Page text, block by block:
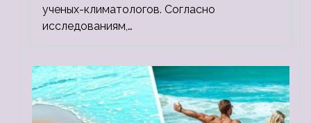
ученых-климатологов. Согласно
исследованиям,…